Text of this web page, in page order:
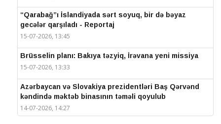
“Qarabağ”ı İslandiyada sərt soyuq, bir də bəyaz
gecələr qarşıladı - Reportaj
15-07-2026, 13:45
Brüsselin planı: Bakıya təzyiq, İrəvana yeni missiya
15-07-2026, 13:33
Azərbaycan və Slovakiya prezidentləri Baş Qərvənd
kəndində məktəb binasının təməli qoyulub
14-07-2026, 14:27